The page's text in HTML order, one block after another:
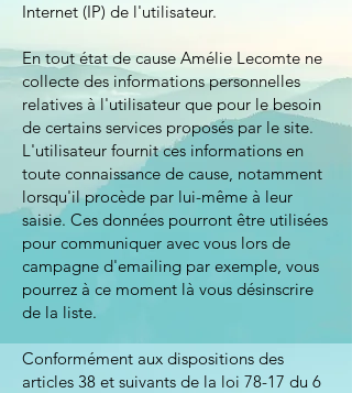
Internet (IP) de l'utilisateur.
En tout état de cause Amélie Lecomte ne
collecte des informations personnelles
relatives à l'utilisateur que pour le besoin
de certains services proposés par le site.
L'utilisateur fournit ces informations en
toute connaissance de cause, notamment
lorsqu'il procède par lui-même à leur
saisie. Ces données pourront être utilisées
pour communiquer avec vous lors de
campagne d'emailing par exemple, vous
pourrez à ce moment là vous désinscrire
de la liste.
Conformément aux dispositions des
articles 38 et suivants de la loi 78-17 du 6